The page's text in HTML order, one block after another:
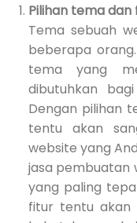
Pilihan tema
Tema sebuah
beberapa
tema yang
dibutuhkan
Dengan pilihan
tentu akan
website yang
jasa pembuatan
yang paling
fitur tentu akan